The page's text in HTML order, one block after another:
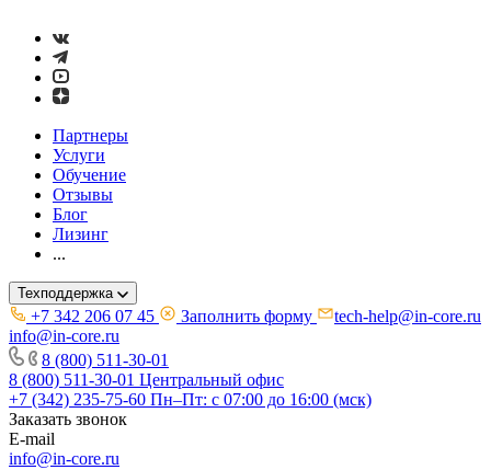
Партнеры
Услуги
Обучение
Отзывы
Блог
Лизинг
...
Техподдержка
+7 342 206 07 45 Заполнить форму
tech-help@in-core.ru
info@in-core.ru
8 (800) 511-30-01
8 (800) 511-30-01 Центральный офис
+7 (342) 235-75-60 Пн–Пт: с 07:00 до 16:00 (мск)
Заказать звонок
E-mail
info@in-core.ru